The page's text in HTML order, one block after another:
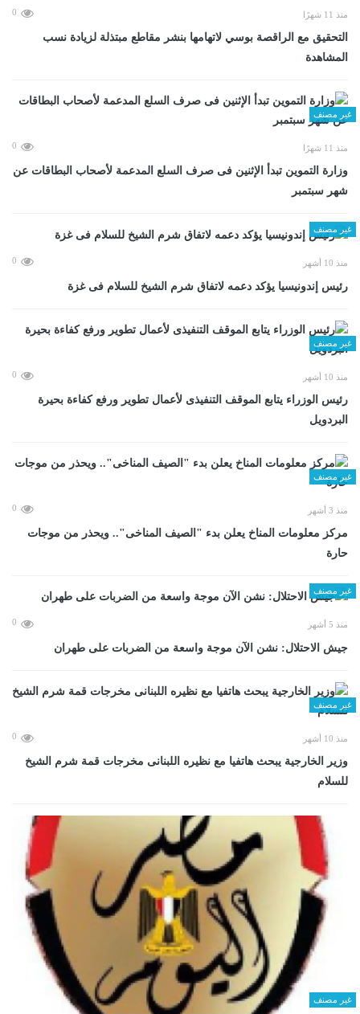
منذ 11 شهرًا 0
التحقيق مع الراقصة بوسي لاتهامها بنشر مقاطع مبتذلة لزيادة نسب
المشاهدة
غير مصنف
منذ 11 شهرًا 0
وزارة التموين تبدأ الإثنين فى صرف السلع المدعمة لأصحاب البطاقات عن
شهر سبتمبر
غير مصنف
منذ 10 أشهر 0
رئيس إندونيسيا يؤكد دعمه لاتفاق شرم الشيخ للسلام فى غزة
غير مصنف
منذ 10 أشهر 0
رئيس الوزراء يتابع الموقف التنفيذى لأعمال تطوير ورفع كفاءة بحيرة
البردويل
غير مصنف
منذ 3 أشهر 0
مركز معلومات المناخ يعلن بدء "الصيف المناخى".. ويحذر من موجات
حارة
غير مصنف
منذ 5 أشهر 0
جيش الاحتلال: نشن الآن موجة واسعة من الضربات على طهران
غير مصنف
منذ 10 أشهر 0
وزير الخارجية يبحث هاتفيا مع نظيره اللبنانى مخرجات قمة شرم الشيخ
للسلام
غير مصنف